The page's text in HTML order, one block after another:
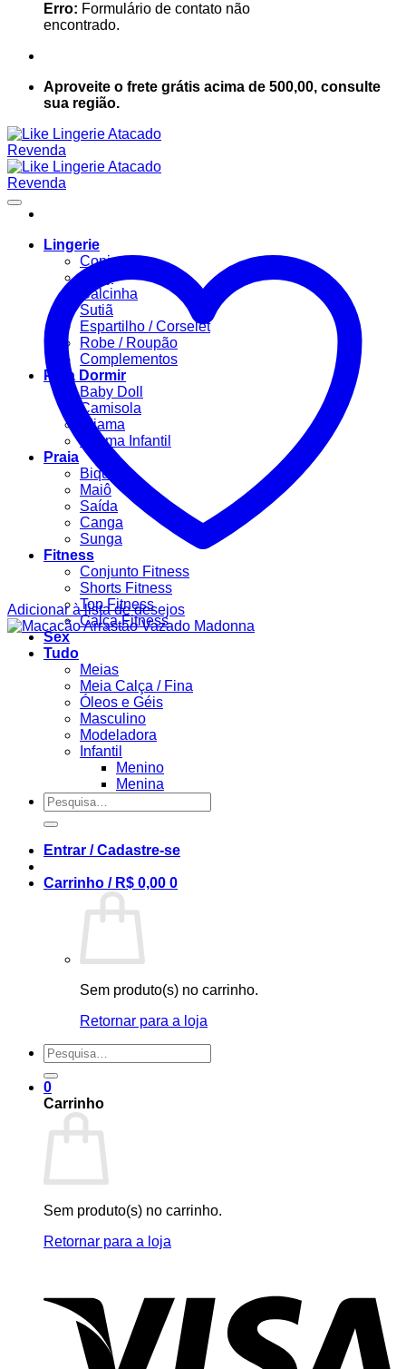
Erro: Formulário de contato não
encontrado.
Aproveite o frete grátis acima de 500,00, consulte
sua região.
Lingerie
Conjuntos
Body
Calcinha
Sutiã
Espartilho / Corselet
Robe / Roupão
Complementos
Para Dormir
Baby Doll
Camisola
Pijama
Pijama Infantil
Praia
Biquíni
Maiô
Saída
Canga
Sunga
Fitness
Conjunto Fitness
Shorts Fitness
Top Fitness
Calça Fitness
Sex
Tudo
Meias
Meia Calça / Fina
Óleos e Géis
Masculino
Modeladora
Infantil
Menino
Menina
Pesquisar
por:
Entrar / Cadastre-se
Carrinho / R$ 0,00 0
Sem produto(s) no carrinho.
Retornar para a loja
Pesquisar
por:
0
Carrinho
Sem produto(s) no carrinho.
Retornar para a loja
Adicionar à lista de desejos